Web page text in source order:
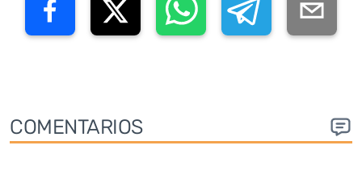
COMENTARIOS